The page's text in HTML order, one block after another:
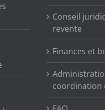
Conseil
revente
Finances et
coordination